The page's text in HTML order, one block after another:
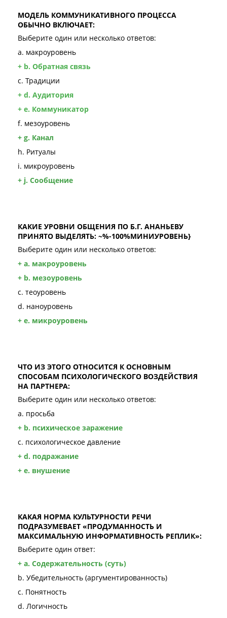
МОДЕЛЬ КОММУНИКАТИВНОГО ПРОЦЕССА
ОБЫЧНО ВКЛЮЧАЕТ:
Выберите один или несколько ответов:
a. макроуровень
+ b. Обратная связь
c. Традиции
+ d. Аудитория
+ e. Коммуникатор
f. мезоуровень
+ g. Канал
h. Ритуалы
i. микроуровень
+ j. Сообщение
КАКИЕ УРОВНИ ОБЩЕНИЯ ПО Б.Г. АНАНЬЕВУ
ПРИНЯТО ВЫДЕЛЯТЬ: ~%-100%МИНИУРОВЕНЬ}
Выберите один или несколько ответов:
+ a. макроуровень
+ b. мезоуровень
c. теоуровень
d. наноуровень
+ e. микроуровень
ЧТО ИЗ ЭТОГО ОТНОСИТСЯ К ОСНОВНЫМ
СПОСОБАМ ПСИХОЛОГИЧЕСКОГО ВОЗДЕЙСТВИЯ
НА ПАРТНЕРА:
Выберите один или несколько ответов:
a. просьба
+ b. психическое заражение
c. психологическое давление
+ d. подражание
+ e. внушение
КАКАЯ НОРМА КУЛЬТУРНОСТИ РЕЧИ
ПОДРАЗУМЕВАЕТ «ПРОДУМАННОСТЬ И
МАКСИМАЛЬНУЮ ИНФОРМАТИВНОСТЬ РЕПЛИК»:
Выберите один ответ:
+ a. Содержательность (суть)
b. Убедительность (аргументированность)
c. Понятность
d. Логичность